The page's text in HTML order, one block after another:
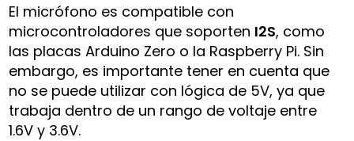
El micrófono es compatible con
microcontroladores que soporten I2S, como
las placas Arduino Zero o la Raspberry Pi. Sin
embargo, es importante tener en cuenta que
no se puede utilizar con lógica de 5V, ya que
trabaja dentro de un rango de voltaje entre
1.6V y 3.6V.